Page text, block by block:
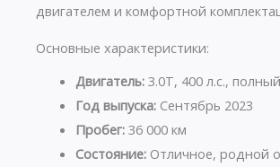
двигателем и комфортной
Основные характеристики:
Двигатель:3.0T, 400 л.с.,
Год выпуска:Сентябрь 2023
Пробег:36 000 км
Состояние:Отличное, родной